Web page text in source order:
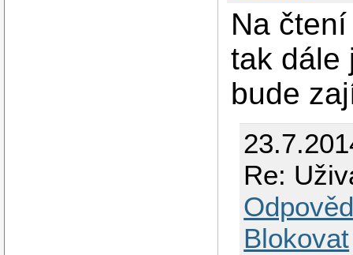
Na
tak dále
bude
Re:
Blokovat